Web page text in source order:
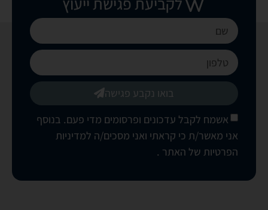
אשמח לקבל עדכונים ופרסומים מדי פעם. בנוסף
אני מאשר/ת כי קראתי ואני מסכים/ה למדיניות
הפרטיות של האתר .
בואו נקבע פגישה